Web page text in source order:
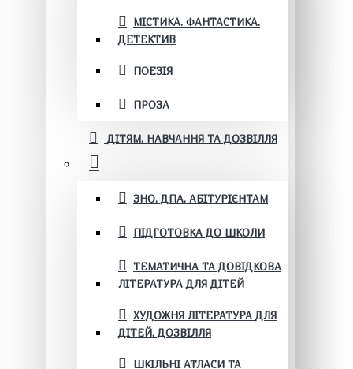
МІСТИКА. ФАНТАСТИКА.
ДЕТЕКТИВ
ПОЕЗІЯ
ПРОЗА
ДІТЯМ. НАВЧАННЯ ТА ДОЗВІЛЛЯ
ЗНО. ДПА. АБІТУРІЄНТАМ
ПІДГОТОВКА ДО ШКОЛИ
ТЕМАТИЧНА ТА ДОВІДКОВА
ЛІТЕРАТУРА ДЛЯ ДІТЕЙ
ХУДОЖНЯ ЛІТЕРАТУРА ДЛЯ
ДІТЕЙ. ДОЗВІЛЛЯ
ШКІЛЬНІ АТЛАСИ ТА